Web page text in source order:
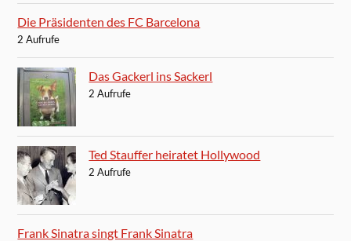
Die Präsidenten des FC Barcelona
2 Aufrufe
Das Gackerl ins Sackerl
2 Aufrufe
Ted Stauffer heiratet Hollywood
2 Aufrufe
Frank Sinatra singt Frank Sinatra